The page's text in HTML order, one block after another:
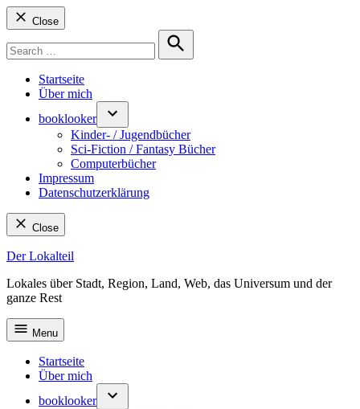
Close
for:
Search
Startseite
Über mich
booklooker
Kinder- / Jugendbücher
Sci-Fiction / Fantasy Bücher
Computerbücher
Impressum
Datenschutzerklärung
Close
Skip
content
Der Lokalteil
Lokales über Stadt, Region, Land, Web, das Universum und der
ganze Rest
Menu
Startseite
Über mich
booklooker